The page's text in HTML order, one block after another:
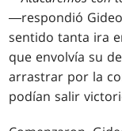
―respondió
sentido tanta ira
que envolvía su
arrastrar por la
podían salir